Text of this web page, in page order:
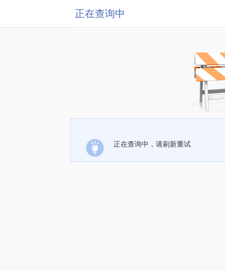
正在查询中
正在查询中，请刷新重试